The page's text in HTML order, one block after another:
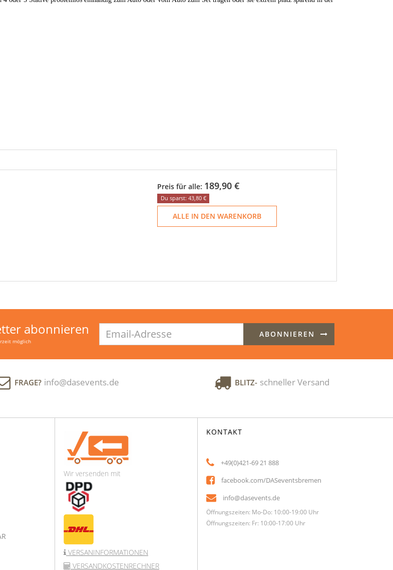
Preis für alle: 189,90 €
Du sparst: 43,80 €
ALLE IN DEN WARENKORB
abonnieren
möglich
Adresse
ABONNIEREN
FRAGE? info@dasevents.de BLITZ- schneller Versand
Wir versenden mit
VERSANINFORMATIONEN
VERSANDKOSTENRECHNER
KONTAKT
+49(0)421-69 21 888
facebook.com/DASeventsbremen
info@dasevents.de
Öffnungszeiten: Mo-Do: 10:00-19:00 Uhr
Öffnungszeiten: Fr: 10:00-17:00 Uhr